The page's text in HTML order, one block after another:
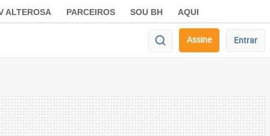
ALTEROSA PARCEIROS SOU BH AQUI
Assine Entrar